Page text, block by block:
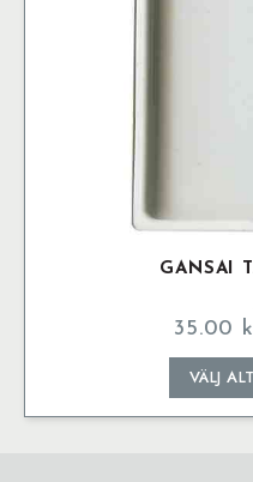
GANSAI
35.00
VÄLJ
Den
här
produkten